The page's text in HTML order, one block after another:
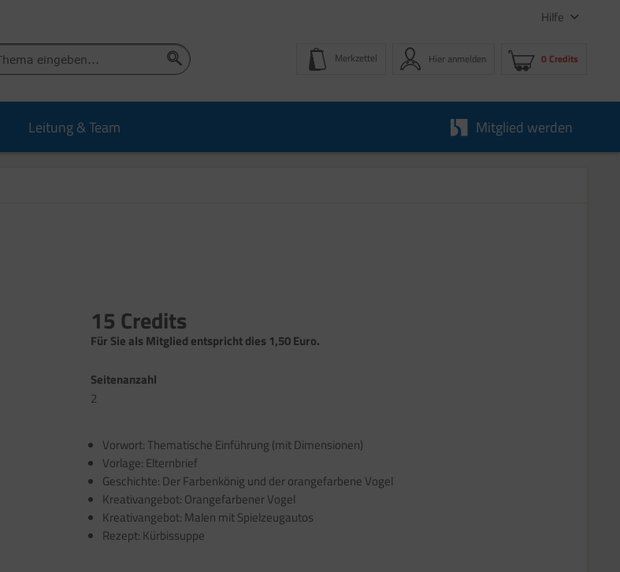
Hilfe
Merkzettel Hier anmelden 0 Credits
Leitung & Team Mitglied werden
15 Credits
Für Sie als Mitglied entspricht dies 1,50 Euro.
Seitenanzahl
2
Vorwort: Thematische Einführung (mit Dimensionen)
Vorlage: Elternbrief
Geschichte: Der Farbenkönig und der orangefarbene Vogel
Kreativangebot: Orangefarbener Vogel
Kreativangebot: Malen mit Spielzeugautos
Rezept: Kürbissuppe